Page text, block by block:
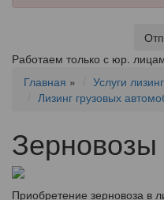
Работаем только с юр.
Главная » Услуги
Лизинг грузовых
Зерновозы
Приобретение зерновоза в